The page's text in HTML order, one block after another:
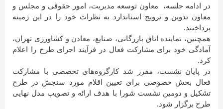
در ادامه جلسه، معاون توسعه مدیریت، امور حقوقی و مجلس و
معاون تدوین و ترویج استاندارد به نظرات خود را در این زمینه
پرداختند.
همچنین، نماینده اتاق بازرگانی، صنایع، معادن و کشاورزی تهران،
آمادگی خود برای مشارکت فعال در فرآیند اجرای طرح را اعلام
کرد.
در پایان نشست، مقرر شد کارگروه‌های تخصصی با مشارکت
فعال بخش خصوصی برای تعیین اقلام مورد سنجش در طرح
تشکیل و دومین نشست شورا با هدف ارائه و تصویب مدل نهایی
طرح برگزار شود.